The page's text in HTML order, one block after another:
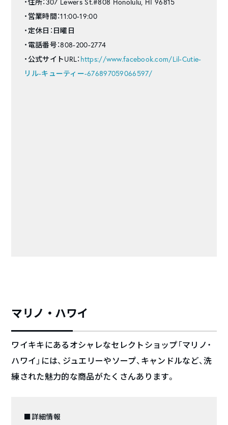
・営業時間：11:00-19:00
・定休日：日曜日
・電話番号：808-200-2774
・公式サイトURL： https://www.facebook.com/Lil-Cutie-
リル-キューティー-676897059066597/
マリノ・ハワイ
ワイキキにあるオシャレなセレクトショップ「マリノ・
ハワイ」には、ジュエリーやソープ、キャンドルなど、洗
練された魅力的な商品がたくさんあります。
■詳細情報